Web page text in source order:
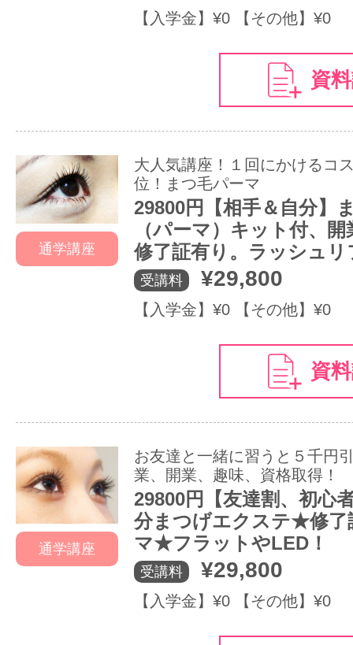
【入学金】¥0 【その他】¥0
資
通学講座
大人気講座！１回にかけるコ
位！まつ毛パーマ
29800円【相手＆自分】
（パーマ）キット付、
修了証有り。ラッシュリ
受講料 ¥29,800
【入学金】¥0 【その他】¥0
資
通学講座
お友達と一緒に習うと５千円
業、開業、趣味、資格取得！
29800円【友達割、初心
分まつげエクステ★修了
マ★フラットやLED！
受講料 ¥29,800
【入学金】¥0 【その他】¥0